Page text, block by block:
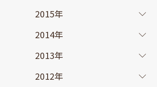
2015年
2014年
2013年
2012年